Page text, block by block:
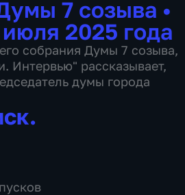
7 созыва •
2025 года
собрания Думы 7 созыва,
Интервью" рассказывает,
думы города